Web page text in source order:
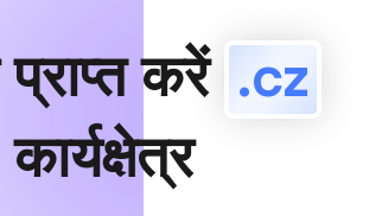
करें .cz
कार्यक्षेत्र